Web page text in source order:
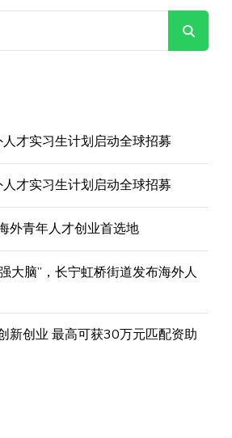
才实习生计划启动全球招募
才实习生计划启动全球招募
外青年人才创业首选地
大脑”，长宁虹桥街道发布海外人
新创业 最高可获30万元匹配资助